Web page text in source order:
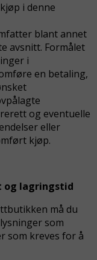
i denne
blant annet
avsnitt. Formålet
i
en betaling,
og eventuelle
eller
kjøp.
og lagringstid
må du
som
som kreves for å